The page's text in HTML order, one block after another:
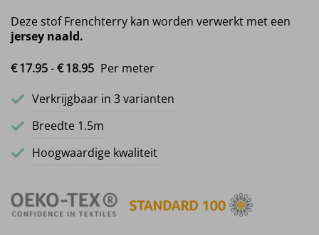
Deze stof Frenchterry kan worden verwerkt met een
jersey naald.
€17.95-€18.95 Prijsklasse: €17.95 tot €18.95
Per meter
Verkrijgbaar in 3 varianten
Breedte 1.5m
Hoogwaardige kwaliteit